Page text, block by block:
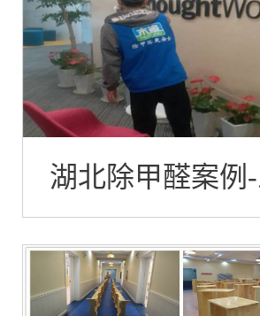
湖北除甲醛案例
沃克软件技术武